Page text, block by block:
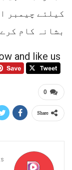
کیلئے چیمبر
بشانہ کام کرے
and like us:
0
Share